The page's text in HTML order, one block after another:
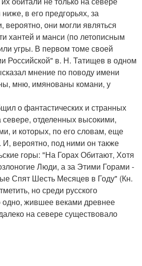
в его предгорьях, за
они могли являться
хантей и манси (по летописным
угры. В первом томе своей
Российской" в. Н. Татищев в одном
мнение по поводу имени
мню, имянованы комани, у
о фантастических и странных
отделенных высокими,
и которых, по его словам, еще
И, вероятно, под ними он также
горы: "На Горах Обитают, Хотя
Люди, а за Этими Горами -
Спят Шесть Месяцев в Году" (Кн.
но среди русского
одно, жившее веками древнее
на севере существовало